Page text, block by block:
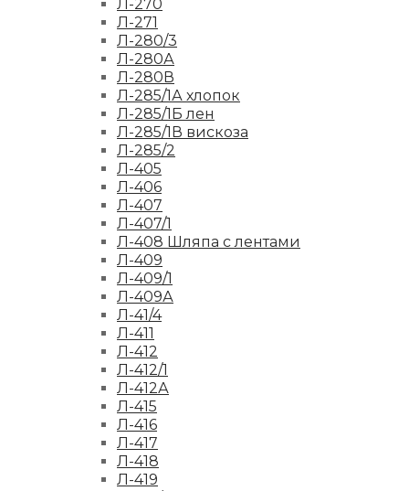
Л-270
Л-271
Л-280/3
Л-280А
Л-280В
Л-285/1А хлопок
Л-285/1Б лен
Л-285/1В вискоза
Л-285/2
Л-405
Л-406
Л-407
Л-407/1
Л-408 Шляпа с лентами
Л-409
Л-409/1
Л-409А
Л-41/4
Л-411
Л-412
Л-412/1
Л-412А
Л-415
Л-416
Л-417
Л-418
Л-419